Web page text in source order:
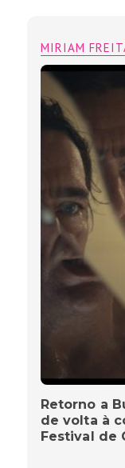
MIRIAM
Retorno a
de volta à
Festival de